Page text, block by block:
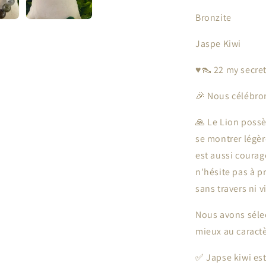
Bronzite
Jaspe Kiwi
♥️👠 22 my secret
🎉 Nous
🙏 Le Lion
se montrer
est aussi
n'hésite pas à
sans travers ni
Nous avons
mieux au
✅ Japse kiwi